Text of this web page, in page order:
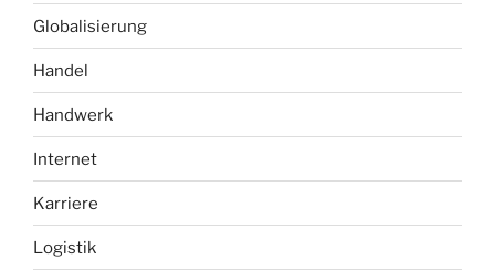
Globalisierung
Handel
Handwerk
Internet
Karriere
Logistik